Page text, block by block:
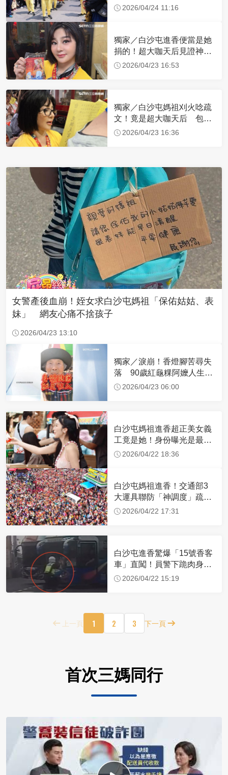
倍」 醫曝原因
2026/04/24 11:16
獨家／白沙屯進香便當是她
捐的！超大咖天后見證神
蹟 一靠近媽祖就爆哭
2026/04/23 16:53
獨家／白沙屯媽祖刈火唸疏
文！竟是超大咖天后 包尿
布忍尿5小時不喊累
2026/04/23 16:36
女警產後血崩！姪女求白沙屯媽祖「保佑姑姑、表
妹」 網友心痛不捨孩子
2026/04/23 13:10
獨家／淚崩！香燈腳苦尋失
落 90歲紅龜粿阿嬤人生謝
幕2026/04/23 06:00
白沙屯媽祖進香超正美女義
工竟是她！身份曝光是最美
禮生 一輩子不結婚
2026/04/22 18:36
白沙屯媽祖進香！交通部3
大運具聯防「神調度」疏運
32.1萬創新高
2026/04/22 17:31
白沙屯進香驚爆「15號香客
車」直闖！員警下跪肉身擋
車：讓行人先過
2026/04/22 15:19
上一頁 1 2 3 下一頁
首次三媽同行